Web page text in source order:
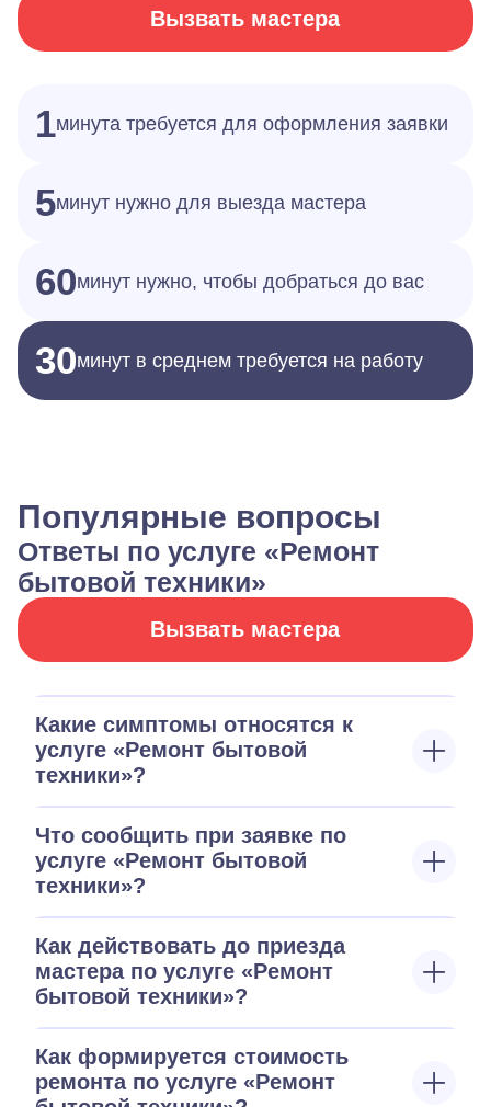
Вызвать мастера
1минута требуется для оформления заявки
5минут нужно для выезда мастера
60минут нужно, чтобы добраться до вас
30минут в среднем требуется на работу
Популярные вопросы
Ответы по услуге «Ремонт
бытовой техники»
Вызвать мастера
Какие симптомы относятся к
услуге «Ремонт бытовой
техники»?
Что сообщить при заявке по
услуге «Ремонт бытовой
техники»?
Как действовать до приезда
мастера по услуге «Ремонт
бытовой техники»?
Как формируется стоимость
ремонта по услуге «Ремонт